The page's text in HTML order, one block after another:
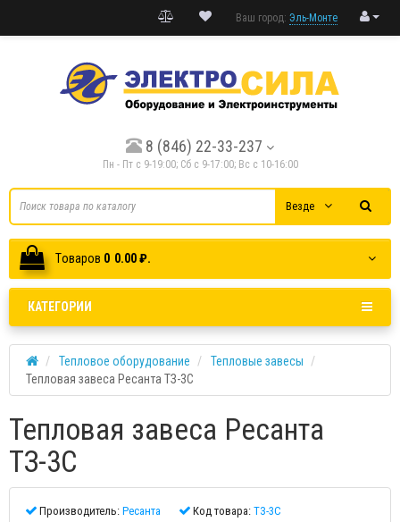
Ваш город: Эль-Монте
8 (846) 22-33-237
Пн - Пт с 9-19:00; Cб с 9-17:00; Вс с 10-16:00
Везде
Tоваров 0 0.00 ₽.
КАТЕГОРИИ
Тепловое оборудование
Тепловые завесы
Тепловая завеса Ресанта ТЗ-3С
Тепловая завеса Ресанта
ТЗ-3С
Производитель: Ресанта Код товара: ТЗ-3С